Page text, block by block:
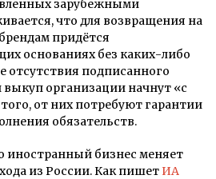
зарубежными
что для возвращения на
придётся
основаниях без каких-либо
отсутствия подписанного
организации начнут «с
от них потребуют гарантии
обязательств.
иностранный бизнес меняет
из России. Как пишет ИА